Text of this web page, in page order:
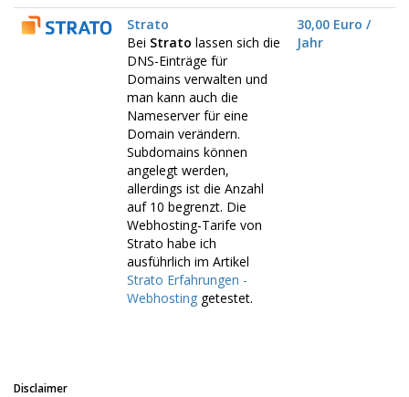
Strato
Bei Strato lassen sich die
DNS-Einträge für
Domains verwalten und
man kann auch die
Nameserver für eine
Domain verändern.
Subdomains können
angelegt werden,
allerdings ist die Anzahl
auf 10 begrenzt. Die
Webhosting-Tarife von
Strato habe ich
ausführlich im Artikel
Strato Erfahrungen -
Webhosting getestet.
30,00 Euro /
Jahr
Disclaimer